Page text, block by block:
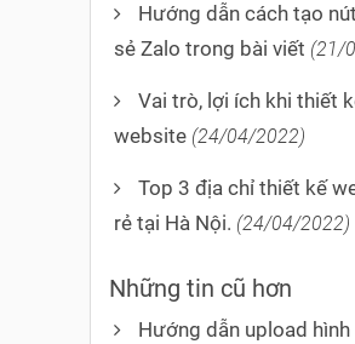
Hướng dẫn cách tạo
sẻ Zalo trong bài viết (21/
Vai trò, lợi ích khi thiết
website (24/04/2022)
Top 3 địa chỉ thiết kế
rẻ tại Hà Nội. (24/04/2022)
Những tin cũ hơn
Hướng dẫn upload hình